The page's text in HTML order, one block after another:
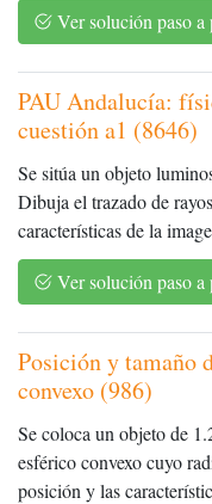
Ver solución paso a
PAU Andalucía:
cuestión a1 (8646)
Se sitúa un objeto
Dibuja el trazado de
características de la
Ver solución paso a
Posición y tamaño
convexo (986)
Se coloca un objeto de
esférico convexo cuyo
posición y las